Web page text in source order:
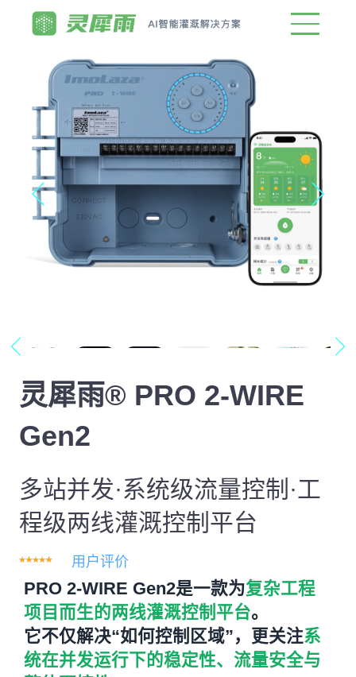
灵犀雨® PRO 2-WIRE
Gen2
多站并发·系统级流量控制·工
程级两线灌溉控制平台
用户评价
PRO 2-WIRE Gen2是一款为复杂工程
项目而生的两线灌溉控制平台。
它不仅解决“如何控制区域”，更关注系
统在并发运行下的稳定性、流量安全与